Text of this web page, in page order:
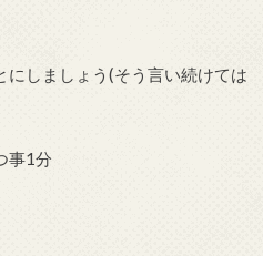
にしましょう(そう言い続けては
事1分